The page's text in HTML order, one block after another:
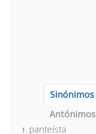
Sinónimos
Antónimos
panteísta